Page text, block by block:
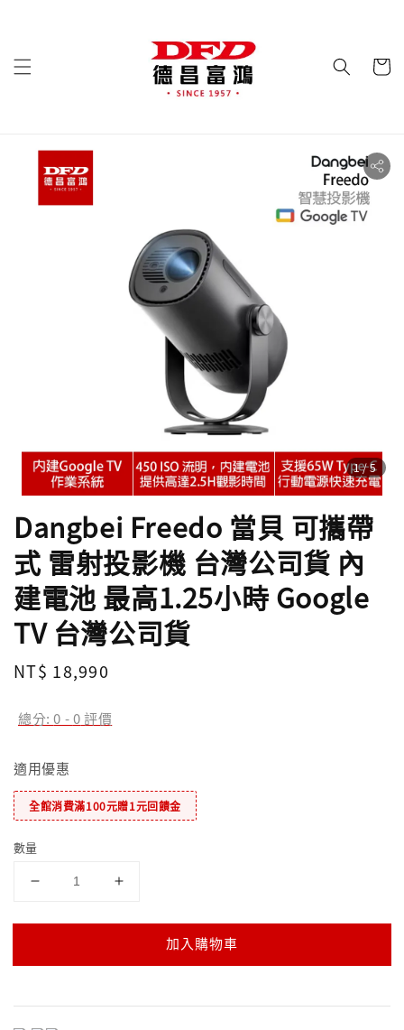
1/5
Dangbei Freedo 當貝 可攜帶
式 雷射投影機 台灣公司貨 內
建電池 最高1.25小時 Google
TV 台灣公司貨
Regular
NT$ 18,990
總分:0 -0評價
適用優惠
全館消費滿100元贈1元回饋金
數量
加入購物車